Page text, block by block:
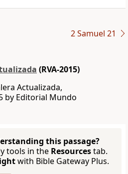
2 Samuel 21
(RVA-2015)
Actualizada,
by Editorial Mundo
this passage?
tools in the Resourcestab.
with Bible Gateway Plus.